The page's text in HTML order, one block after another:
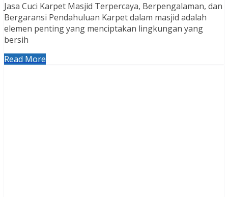
Jasa Cuci Karpet Masjid Terpercaya, Berpengalaman, dan
Bergaransi Pendahuluan Karpet dalam masjid adalah
elemen penting yang menciptakan lingkungan yang
bersih
Read More